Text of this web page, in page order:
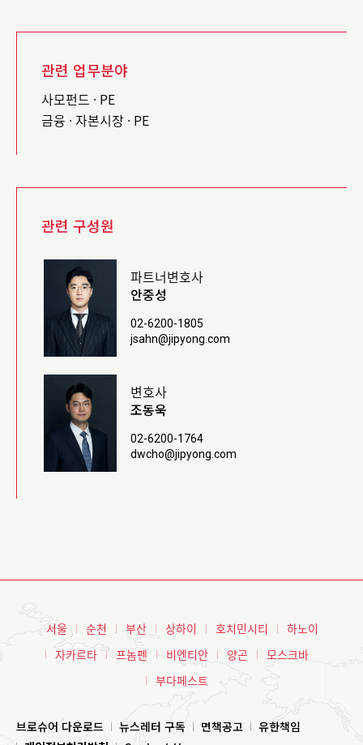
관련 업무분야
사모펀드 · PE
금융 · 자본시장 · PE
관련 구성원
파트너변호사
안중성
02-6200-1805
jsahn@jipyong.com
변호사
조동욱
02-6200-1764
dwcho@jipyong.com
서울 순천 부산 상하이 호치민시티
하노이
자카르타
프놈펜 비엔티안 양곤
모스크바
부다페스트
브로슈어 다운로드 뉴스레터 구독 면책공고
유한책임